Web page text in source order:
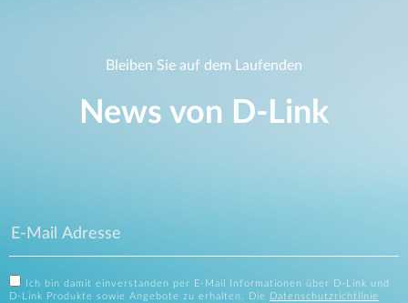
Bleiben Sie auf dem Laufenden
News von D‑Link
Ich bin damit einverstanden per E-Mail Informationen über D-Link und
D-Link Produkte sowie Angebote zu erhalten. Die
Datenschutzrichtlinie